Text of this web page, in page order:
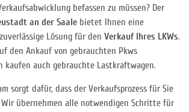
befassen zu müssen? Der
an der Saale bietet Ihnen eine
Lösung für den Verkauf Ihres LKWs.
den Ankauf von gebrauchten Pkws
kaufen auch gebrauchte Lastkraftwagen.
sorgt dafür, dass der Verkaufsprozess für Sie
übernehmen alle notwendigen Schritte für